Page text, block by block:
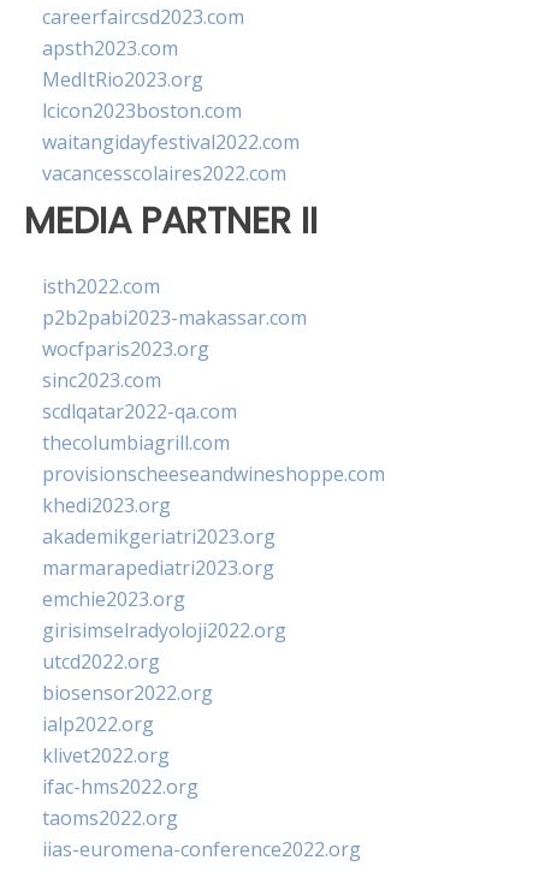
careerfaircsd2023.com
apsth2023.com
MedItRio2023.org
lcicon2023boston.com
waitangidayfestival2022.com
vacancesscolaires2022.com
MEDIA PARTNER II
isth2022.com
p2b2pabi2023-makassar.com
wocfparis2023.org
sinc2023.com
scdlqatar2022-qa.com
thecolumbiagrill.com
provisionscheeseandwineshoppe.com
khedi2023.org
akademikgeriatri2023.org
marmarapediatri2023.org
emchie2023.org
girisimselradyoloji2022.org
utcd2022.org
biosensor2022.org
ialp2022.org
klivet2022.org
ifac-hms2022.org
taoms2022.org
iias-euromena-conference2022.org